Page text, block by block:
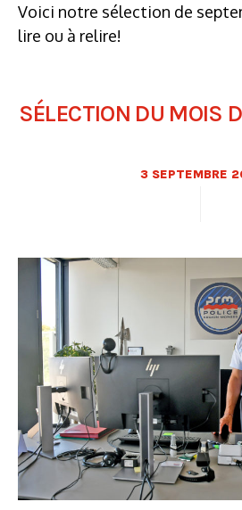
Voici notre sélection de
lire ou à relire!
SÉLECTION DU MOIS
3 SEPTEMBRE